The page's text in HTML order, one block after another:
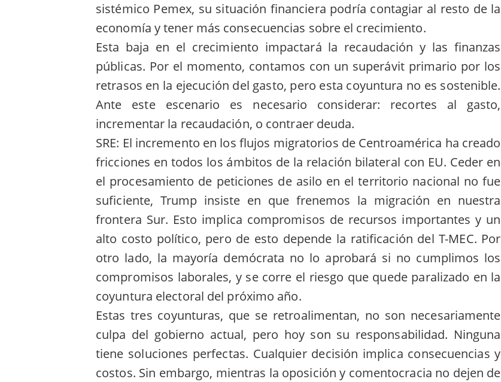
sistémico Pemex, su situación financiera podría contagiar al resto de la
economía y tener más consecuencias sobre el crecimiento.
Esta baja en el crecimiento impactará la recaudación y las finanzas
públicas. Por el momento, contamos con un superávit primario por los
retrasos en la ejecución del gasto, pero esta coyuntura no es sostenible.
Ante este escenario es necesario considerar: recortes al gasto,
incrementar la recaudación, o contraer deuda.
SRE: El incremento en los flujos migratorios de Centroamérica ha creado
fricciones en todos los ámbitos de la relación bilateral con EU. Ceder en
el procesamiento de peticiones de asilo en el territorio nacional no fue
suficiente, Trump insiste en que frenemos la migración en nuestra
frontera Sur. Esto implica compromisos de recursos importantes y un
alto costo político, pero de esto depende la ratificación del T-MEC. Por
otro lado, la mayoría demócrata no lo aprobará si no cumplimos los
compromisos laborales, y se corre el riesgo que quede paralizado en la
coyuntura electoral del próximo año.
Estas tres coyunturas, que se retroalimentan, no son necesariamente
culpa del gobierno actual, pero hoy son su responsabilidad. Ninguna
tiene soluciones perfectas. Cualquier decisión implica consecuencias y
costos. Sin embargo, mientras la oposición y comentocracia no dejen de